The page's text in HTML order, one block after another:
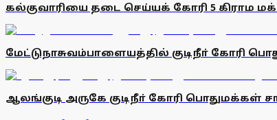
கல்குவாரியை தடை செய்யக் கோரி 5 கிராம
மேட்டுநாசுவம்பாளையத்தில் குடிநீா் கோரி
ஆலங்குடி அருகே குடிநீா் கோரி பொதுமக்கள்